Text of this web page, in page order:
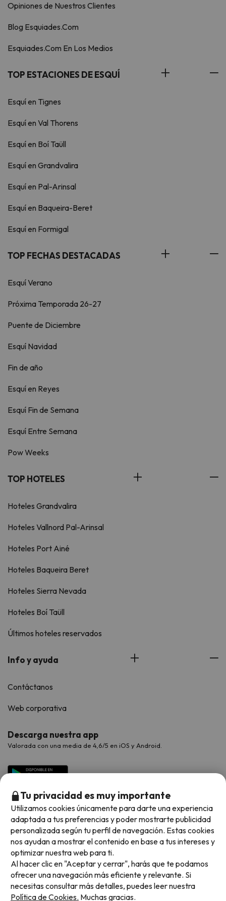
Opiniones de Nuestros Clientes
Blog Esquiades.Com
Esquiades.Com En Los Medios
TOP ESTACIONES DE ESQUÍ
Esquí en Tignes
Esquí en Val Thorens
Esquí en Boí Taüll
Esquí en Grandvalira
Esquí en Pal-Arinsal
Esquí en Baqueira-Beret
Esquí en Formigal
TOP FECHAS DESTACADAS
Esquí Verano
Próxima Temporada 26-27
Puente de Diciembre
Esquí Navidad
Fin de año
Esquí en Reyes
Esquí Fin de Semana
Esquí Entre Semana
Pow Weeks
TOP HOTELES
Hoteles Grandvalira
Hoteles Vallnord Pal-Arinsal
Hoteles Port Ainé
Hoteles Baqueira Beret
Hoteles Sierra Nevada
Hoteles Boí Taüll
Últimos hoteles reservados
Info y ayuda
Contáctanos
Web corporativa
Descarga nuestra app
Valorada con una media de 4,6/5 en iOS y Android.
Métodos de pago disponibles
Tu privacidad es muy importante
Utilizamos cookies únicamente para darte una experiencia
adaptada a tus preferencias y poder mostrarte publicidad
personalizada según tu perfil de navegación. Estas cookies
nos ayudan a mostrar el contenido en base a tus intereses y
optimizar nuestra web para ti.
Al hacer clic en "Aceptar y cerrar", harás que te podamos
ofrecer una navegación más eficiente y relevante. Si
necesitas consultar más detalles, puedes leer nuestra
Política de Cookies. Muchas gracias.